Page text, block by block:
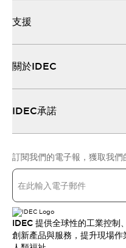
支援
關於IDEC
IDEC承諾
訂閱我們的電子報，獲取我們
IDEC 提供全球性的工業控制
創新產品與服務，提升現場